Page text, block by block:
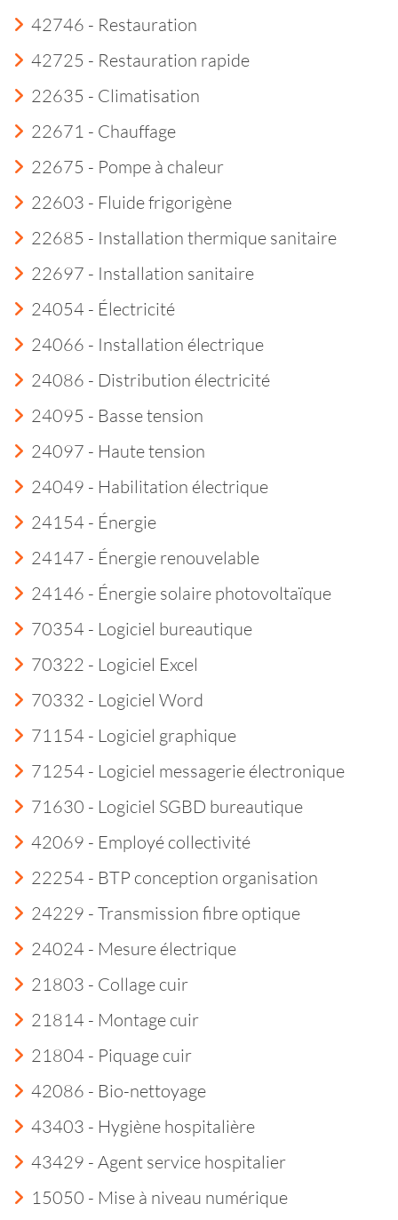
42746 - Restauration
42725 - Restauration rapide
22635 - Climatisation
22671 - Chauffage
22675 - Pompe à chaleur
22603 - Fluide frigorigène
22685 - Installation thermique sanitaire
22697 - Installation sanitaire
24054 - Électricité
24066 - Installation électrique
24086 - Distribution électricité
24095 - Basse tension
24097 - Haute tension
24049 - Habilitation électrique
24154 - Énergie
24147 - Énergie renouvelable
24146 - Énergie solaire photovoltaïque
70354 - Logiciel bureautique
70322 - Logiciel Excel
70332 - Logiciel Word
71154 - Logiciel graphique
71254 - Logiciel messagerie électronique
71630 - Logiciel SGBD bureautique
42069 - Employé collectivité
22254 - BTP conception organisation
24229 - Transmission fibre optique
24024 - Mesure électrique
21803 - Collage cuir
21814 - Montage cuir
21804 - Piquage cuir
42086 - Bio-nettoyage
43403 - Hygiène hospitalière
43429 - Agent service hospitalier
15050 - Mise à niveau numérique